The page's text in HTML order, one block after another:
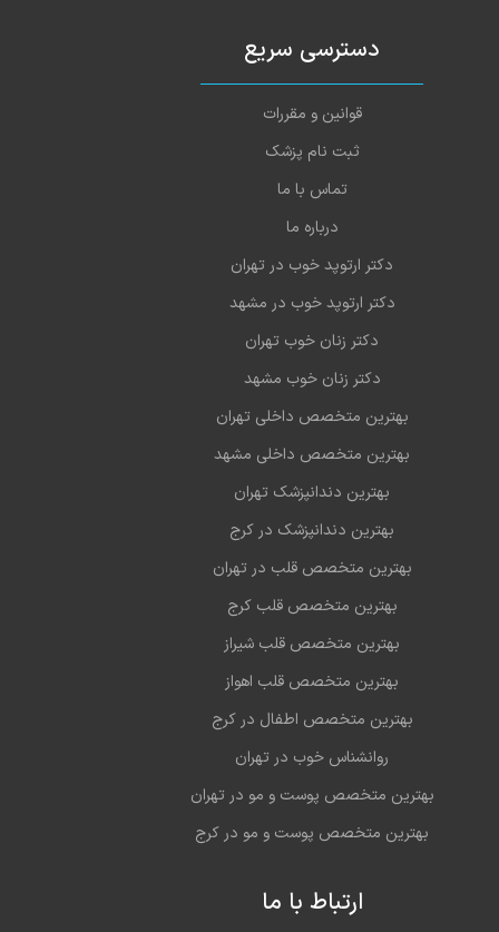
دسترسی سریع
قوانین و مقررات
ثبت نام پزشک
تماس با ما
درباره ما
دکتر ارتوپد خوب در تهران
دکتر ارتوپد خوب در مشهد
دکتر زنان خوب تهران
دکتر زنان خوب مشهد
بهترین متخصص داخلی تهران
بهترین متخصص داخلی مشهد
بهترین دندانپزشک تهران
بهترین دندانپزشک در کرج
بهترین متخصص قلب در تهران
بهترین متخصص قلب کرج
بهترین متخصص قلب شیراز
بهترین متخصص قلب اهواز
بهترین متخصص اطفال در کرج
روانشناس خوب در تهران
بهترین متخصص پوست و مو در تهران
بهترین متخصص پوست و مو در کرج
ارتباط با ما